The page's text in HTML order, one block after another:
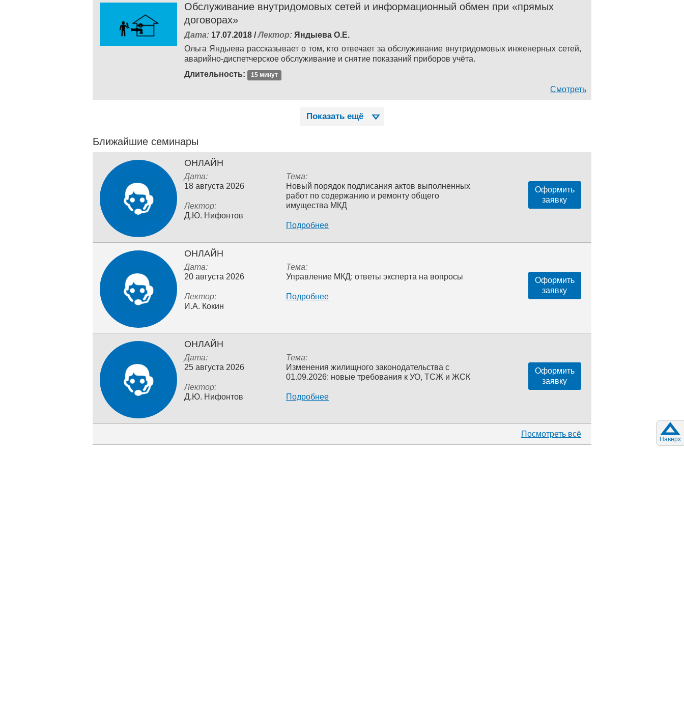
Обслуживание внутридомовых сетей и информационный обмен при «прямых
договорах»
Дата:17.07.2018 /Лектор:Яндыева О.Е.
Ольга Яндыева рассказывает о том, кто отвечает за обслуживание внутридомовых инженерных сетей,
аварийно-диспетчерское обслуживание и снятие показаний приборов учёта.
Длительность:
15 минут
Смотреть
Показать ещё
Ближайшие семинары
ОНЛАЙН
Дата:
18 августа 2026
Лектор:
Д.Ю. Нифонтов
Тема:
Новый порядок подписания актов выполненных
работ по содержанию и ремонту общего
имущества МКД
Подробнее
Оформить
заявку
ОНЛАЙН
Дата:
20 августа 2026
Лектор:
И.А. Кокин
Тема:
Управление МКД: ответы эксперта на вопросы
Подробнее
Оформить
заявку
ОНЛАЙН
Дата:
25 августа 2026
Лектор:
Д.Ю. Нифонтов
Тема:
Изменения жилищного законодательства с
01.09.2026: новые требования к УО, ТСЖ и ЖСК
Подробнее
Оформить
заявку
Посмотреть всё
Наверх